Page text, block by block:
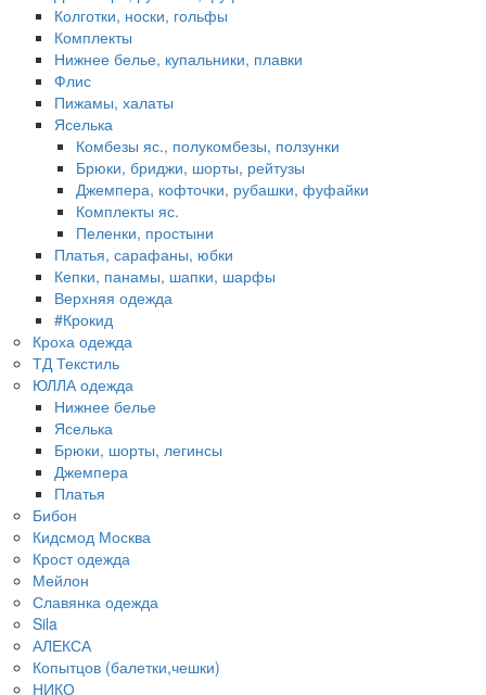
Колготки, носки, гольфы
Комплекты
Нижнее белье, купальники, плавки
Флис
Пижамы, халаты
Яселька
Комбезы яс., полукомбезы, ползунки
Брюки, бриджи, шорты, рейтузы
Джемпера, кофточки, рубашки, фуфайки
Комплекты яс.
Пеленки, простыни
Платья, сарафаны, юбки
Кепки, панамы, шапки, шарфы
Верхняя одежда
#Крокид
Кроха одежда
ТД Текстиль
ЮЛЛА одежда
Нижнее белье
Яселька
Брюки, шорты, легинсы
Джемпера
Платья
Бибон
Кидсмод Москва
Крост одежда
Мейлон
Славянка одежда
Sila
АЛЕКСА
Копытцов (балетки,чешки)
НИКО